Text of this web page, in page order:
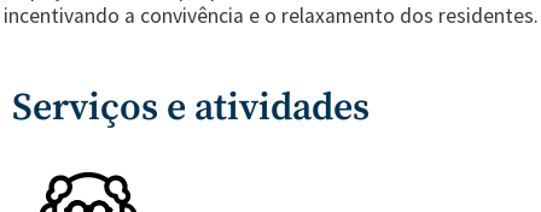
incentivando a convivência e o relaxamento dos residentes.
Serviços e atividades